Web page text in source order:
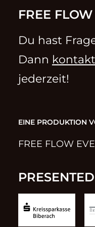
FREE
Du hast
Dann
jederzeit!
EINE PRODUKTION
FREE FLOW